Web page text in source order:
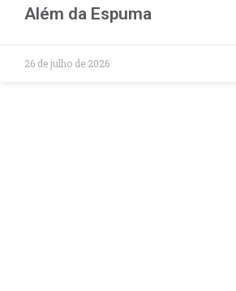
Além da Espuma
26 de julho de 2026